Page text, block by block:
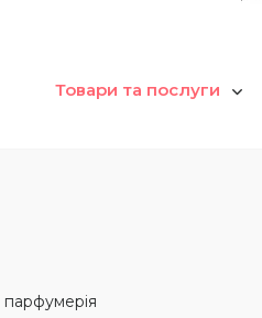
Товари та послуги
парфумерія